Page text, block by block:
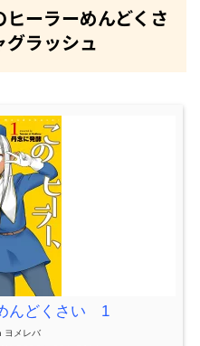
ーラーめんどくさ
グラッシュ
んどくさい 1
ヨメレバ